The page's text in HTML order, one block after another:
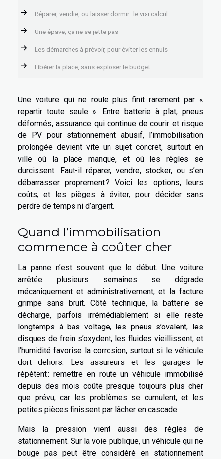
Réparer, vendre, ou laisser dormir : le vrai calcul
Une épave, ça ne se jette pas
Les démarches à prévoir, pour éviter les ennuis
Libérer la place, sans exploser le budget
Une voiture qui ne roule plus finit rarement par «
repartir toute seule ». Entre batterie à plat, pneus
déformés, assurance qui continue de courir et risque
de PV pour stationnement abusif, l’immobilisation
prolongée devient vite un sujet concret, surtout en
ville où la place manque, et où les règles se
durcissent. Faut-il réparer, vendre, stocker, ou s’en
débarrasser proprement ? Voici les options, leurs
coûts, et les pièges à éviter, pour décider sans
perdre de temps ni d’argent.
Quand l’immobilisation
commence à coûter cher
La panne n’est souvent que le début. Une voiture
arrêtée plusieurs semaines se dégrade
mécaniquement et administrativement, et la facture
grimpe sans bruit. Côté technique, la batterie se
décharge, parfois irrémédiablement si elle reste
longtemps à bas voltage, les pneus s’ovalent, les
disques de frein s’oxydent, les fluides vieillissent, et
l’humidité favorise la corrosion, surtout si le véhicule
dort dehors. Les assureurs et les garages le
répètent : remettre en route un véhicule immobilisé
depuis des mois coûte presque toujours plus cher
que prévu, car les problèmes se cumulent, et les
petites pièces finissent par lâcher en cascade.
Mais la pression vient aussi des règles de
stationnement. Sur la voie publique, un véhicule qui ne
bouge pas peut être considéré en stationnement